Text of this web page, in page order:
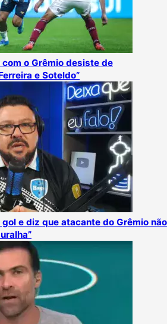
o Grêmio desiste de
e Soteldo”
e diz que atacante do Grêmio não